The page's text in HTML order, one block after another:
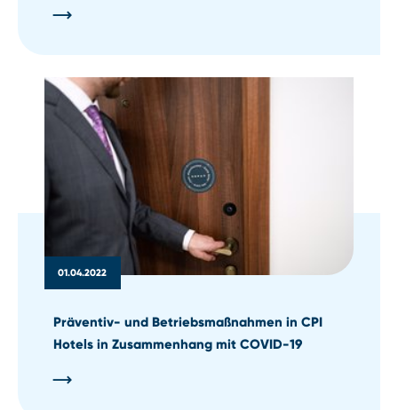
01.04.2022
Präventiv- und Betriebsmaßnahmen in CPI
Hotels in Zusammenhang mit COVID-19